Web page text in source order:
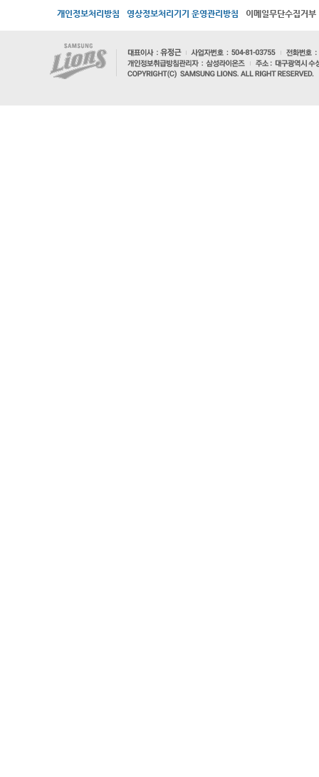
개인정보처리방침 영상정보처리기기 운영관리방침 이메일무단수집거부